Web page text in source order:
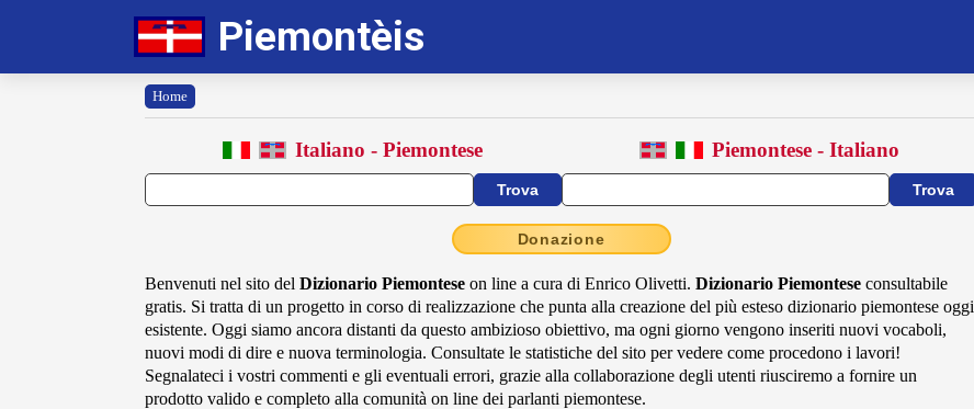
Piemontèis
Home
Italiano - Piemontese Piemontese - Italiano
Donazione
Benvenuti nel sito del Dizionario Piemontese on line a cura di Enrico Olivetti. Dizionario Piemontese consultabile
gratis. Si tratta di un progetto in corso di realizzazione che punta alla creazione del più esteso dizionario piemontese oggi
esistente. Oggi siamo ancora distanti da questo ambizioso obiettivo, ma ogni giorno vengono inseriti nuovi vocaboli,
nuovi modi di dire e nuova terminologia. Consultate le statistiche del sito per vedere come procedono i lavori!
Segnalateci i vostri commenti e gli eventuali errori, grazie alla collaborazione degli utenti riusciremo a fornire un
prodotto valido e completo alla comunità on line dei parlanti piemontese.